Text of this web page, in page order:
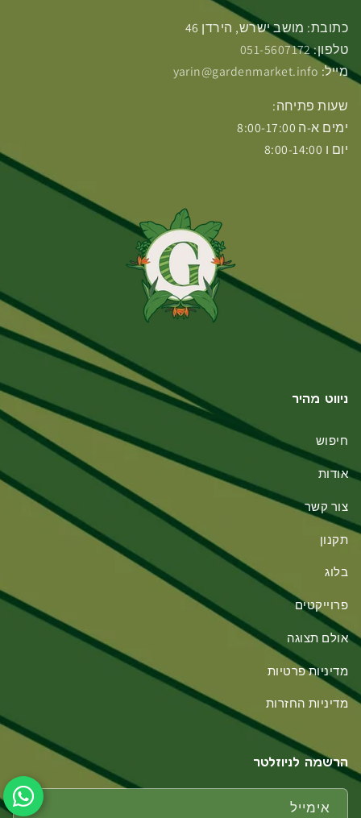
כתובת: מושב ישרש, הירדן 46
טלפון:051-5607172
מייל: yarin@gardenmarket.info
שעות פתיחה:
ימים א-ה 8:00-17:00
יום ו 8:00-14:00
ניווט מהיר
חיפוש
אודות
צור קשר
תקנון
בלוג
פרוייקטים
אולם תצוגה
מדיניות פרטיות
מדיניות החזרות
הרשמה לניוזלטר
אימייל